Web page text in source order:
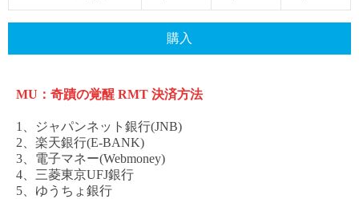
購入
MU：奇蹟の覚醒 RMT 決済方法
1、ジャパンネット銀行(JNB)
2、楽天銀行(E-BANK)
3、電子マネー(Webmoney)
4、三菱東京UFJ銀行
5、ゆうちょ銀行